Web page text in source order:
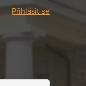
Přihlásit se